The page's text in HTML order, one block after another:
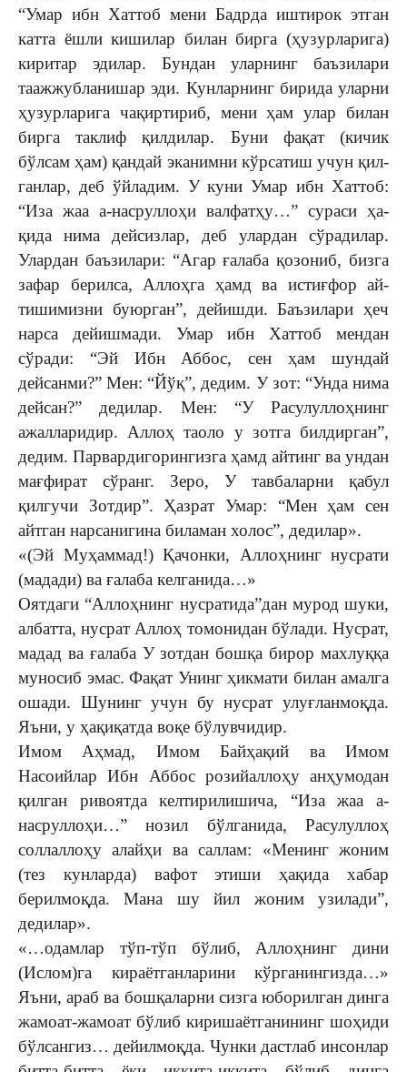
“Умар ибн Хаттоб мени Бадрда иштирок этган
катта ёшли кишилар билан бирга (ҳузурларига)
киритар эдилар. Бундан уларнинг баъзилари
таажжубланишар эди. Кунларнинг бирида уларни
ҳузурларига чақиртириб, мени ҳам улар билан
бирга таклиф қилдилар. Буни фақат (кичик
бўлсам ҳам) қандай эканимни кўрсатиш учун қил­
ганлар, деб ўйладим. У куни Умар ибн Хаттоб:
“Иза жаа а-нас­руллоҳи валфатҳу…” сураси ҳа­
қида нима дейсизлар, деб улардан сўрадилар.
Улардан баъзилари: “Агар ғалаба қо­зониб, бизга
зафар берилса, Аллоҳга ҳамд ва истиғфор ай­
тишимизни буюрган”, дейиш­ди. Баъзилари ҳеч
нарса де­йишмади. Умар ибн Хаттоб мендан
сўради: “Эй Ибн Аббос, сен ҳам шундай
дейсанми?” Мен: “Йўқ”, дедим. У зот: “Унда нима
дейсан?” дедилар. Мен: “У Расулуллоҳнинг
ажалларидир. Аллоҳ таоло у зотга билдирган”,
дедим. Парвардигорингизга ҳамд айтинг ва ундан
мағфи­рат сўранг. Зеро, У тавбаларни қабул
қилгучи Зотдир”. Ҳаз­рат Умар: “Мен ҳам сен
айтган нар­санигина биламан холос”, дедилар».
«(Эй Муҳаммад!) Қачонки, Аллоҳнинг нусрати
(мадади) ва ғалаба келганида…»
Оятдаги “Аллоҳнинг нус­ратида”дан мурод шуки,
албатта, нусрат Аллоҳ томонидан бўлади. Нусрат,
мадад ва ғалаба У зотдан бошқа бирор махлуққа
муносиб эмас. Фақат Унинг ҳикмати билан амалга
ошади. Шунинг учун бу нусрат улуғланмоқда.
Яъни, у ҳақиқатда воқе бўлувчидир.
Имом Аҳмад, Имом Байҳа­қий ва Имом
Насоийлар Ибн Аббос розийаллоҳу анҳумодан
қилган ривоятда келтирилишича, “Иза жаа а-
насруллоҳи…” нозил бўлганида, Расулуллоҳ
соллаллоҳу алайҳи ва сал­лам: «Менинг жоним
(тез кунларда) вафот этиши ҳақида хабар
берилмоқда. Мана шу йил жоним узилади”,
дедилар».
«…одамлар тўп-тўп бўлиб, Аллоҳнинг дини
(Ислом)­га ки­раётганларини кўрганин­гизда…»
Яъни, араб ва бошқа­ларни сизга юборилган дин­га
жамоат-жамоат бўлиб кири­­шаётганининг шоҳиди
бўл­сангиз… дейилмоқда. Чунки дастлаб инсонлар